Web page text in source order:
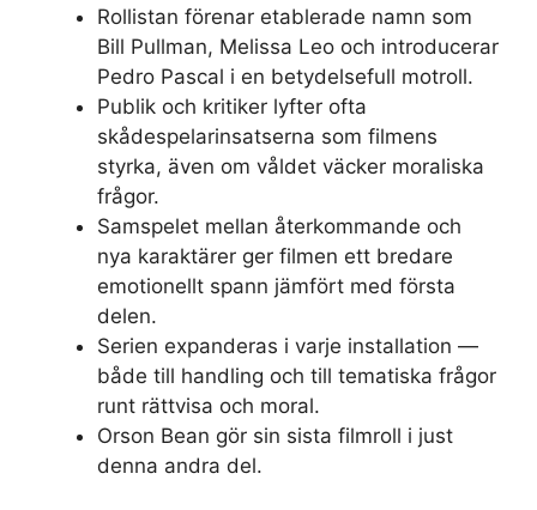
Rollistan förenar etablerade namn som
Bill Pullman, Melissa Leo och introducerar
Pedro Pascal i en betydelsefull motroll.
Publik och kritiker lyfter ofta
skådespelarinsatserna som filmens
styrka, även om våldet väcker moraliska
frågor.
Samspelet mellan återkommande och
nya karaktärer ger filmen ett bredare
emotionellt spann jämfört med första
delen.
Serien expanderas i varje installation —
både till handling och till tematiska frågor
runt rättvisa och moral.
Orson Bean gör sin sista filmroll i just
denna andra del.